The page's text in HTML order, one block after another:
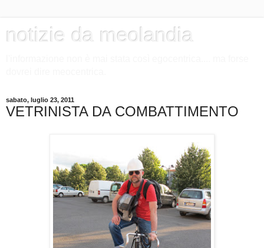
notizie da meolandia
sabato, luglio 23, 2011
VETRINISTA DA COMBATTIMENTO